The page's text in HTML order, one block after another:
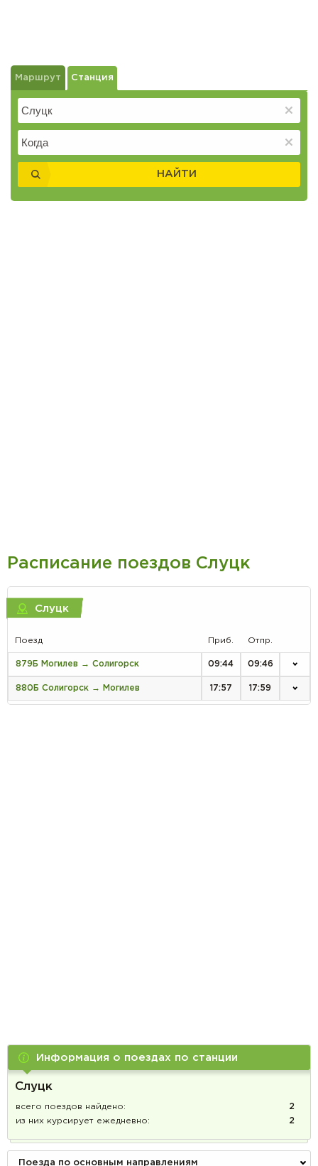
Маршрут Станция
НАЙТИ
Расписание поездов Слуцк
Слуцк
Поезд Приб. Отпр.
879Б Могилев → Солигорск 09:44 09:46
880Б Солигорск → Могилев 17:57 17:59
Информация о поездах по станции
Слуцк
всего поездов найдено:
2
из них курсирует ежедневно:
2
Поезда по основным направлениям